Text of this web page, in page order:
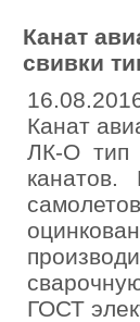
Канат
свивки
Канат
ЛК-О тип
канатов.
ГОСТ